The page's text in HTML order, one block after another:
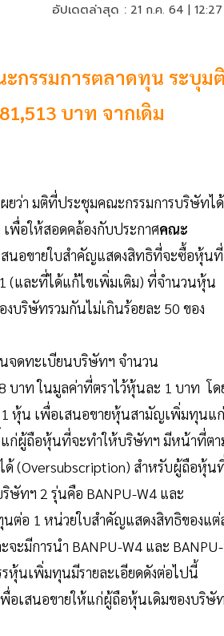
อัปเดตล่าสุด : 21 ก.ค. 64 |
กรรมการตลาดทุน ระบุม
บาท จากเดิม
ยว่า มติที่ประชุมคณะกรรมการบริษัทไ
พื่อให้สอดคล้องกับประกาศคณะ
นอขายใบสำคัญแสดงสิทธิที่จะซื้อหุ้นที่
(และที่ได้แก้ไขเพิ่มเติม) ที่จำนวนหุ้น
บริษัทรวมกันไม่เกินร้อยละ 50 ของ
จดทะเบียนบริษัทฯ จำนวน
บาท ในมูลค่าที่ตราไว้หุ้นละ 1 บาท โด
หุ้น เพื่อเสนอขายหุ้นสามัญเพิ่มทุนแ
ก่ผู้ถือหุ้นที่จะทำให้บริษัทฯ มีหน้าที่ตา
(Oversubscription) สำหรับผู้ถือหุ้น
ทฯ 2 รุ่นคือ BANPU-W4 และ
ต่อ 1 หน่วยใบสําคัญแสดงสิทธิของแต่
ะมีการนำ BANPU-W4 และ BANPU-
รหุ้นเพิ่มทุนมีรายละเอียดดังต่อไปนี้
อเสนอขายให้แก่ผู้ถือหุ้นเดิมของบริษั